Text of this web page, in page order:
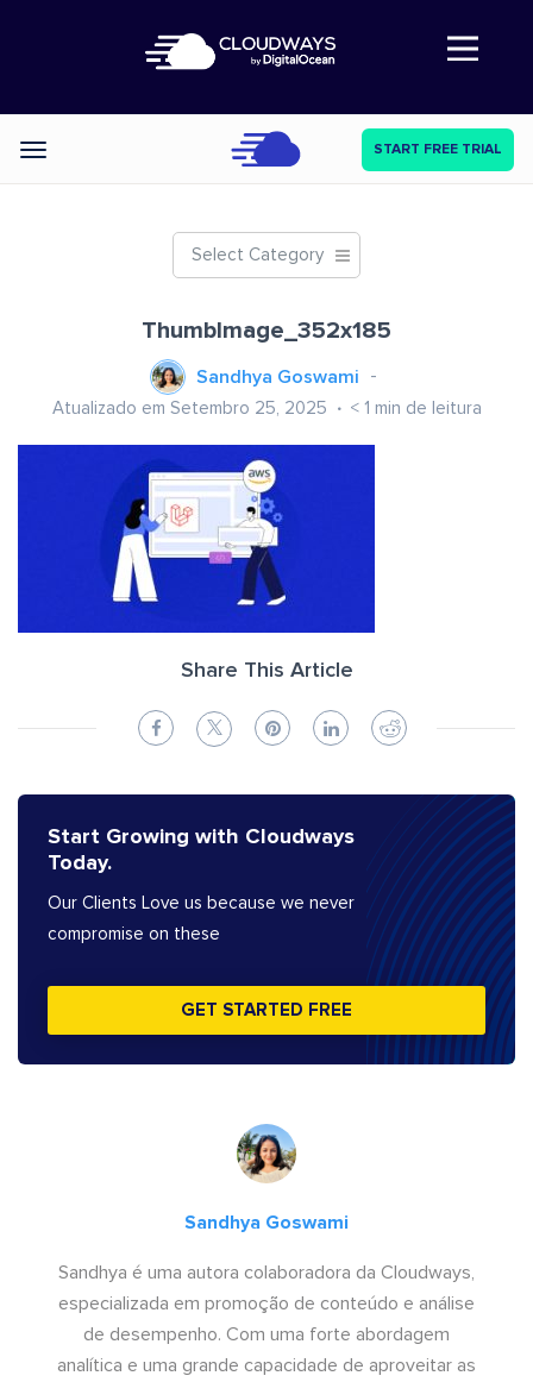
Abre a navegação
Categories START FREE TRIAL
Select Category
ThumbImage_352x185
Sandhya Goswami
Atualizado em Setembro 25, 2025 < 1 min de leitura
Share This Article
Start Growing with Cloudways
Today.
Our Clients Love us because we never
compromise on these
GET STARTED FREE
Sandhya Goswami
Sandhya é uma autora colaboradora da Cloudways,
especializada em promoção de conteúdo e análise
de desempenho. Com uma forte abordagem
analítica e uma grande capacidade de aproveitar as